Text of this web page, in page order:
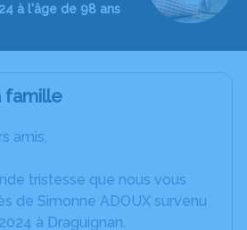
à l'âge de 98 ans
famille
amis,
tristesse que nous vous
de Simonne ADOUX survenu
à Draguignan.